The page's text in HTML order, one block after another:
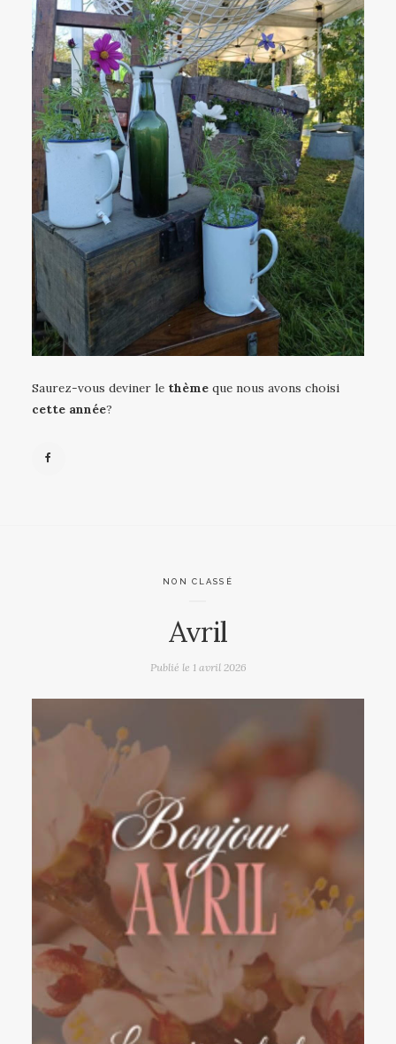
Saurez-vous deviner le thème que nous avons choisi
cette année?
NON CLASSÉ
Avril
Publié le 1 avril 2026